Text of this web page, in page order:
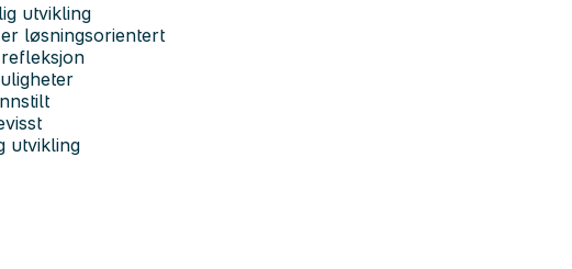
utvikling
løsningsorientert
utvikling